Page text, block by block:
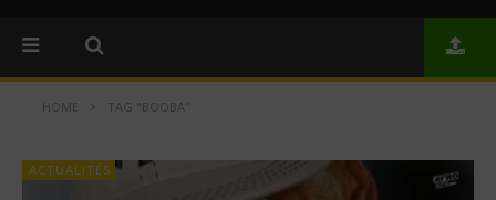
HOME TAG "BOOBA"
ACTUALITÉS